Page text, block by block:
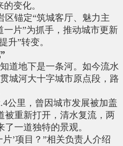
变化。
区锚定“筑城客厅、魅力主
一片”为抓手，推动城市更新
升”转变。
道地下是一条河。如今流水
城河大十字城市原点段，路
公里，曾因城市发展被加盖
被重新打开，清水复流，两
一道独特的景观。
’项目？”相关负责人介绍